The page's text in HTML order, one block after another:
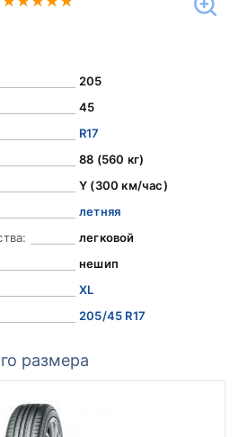
205
45
R17
88 (560 кг)
Y (300 км/час)
летняя
легковой
нешип
XL
205/45 R17
размера